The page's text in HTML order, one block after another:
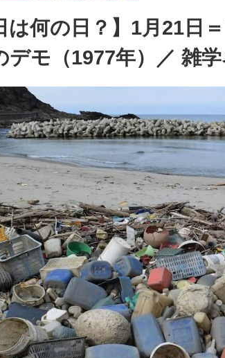
は何の日？】1月21日
デモ（1977年）／ 雑